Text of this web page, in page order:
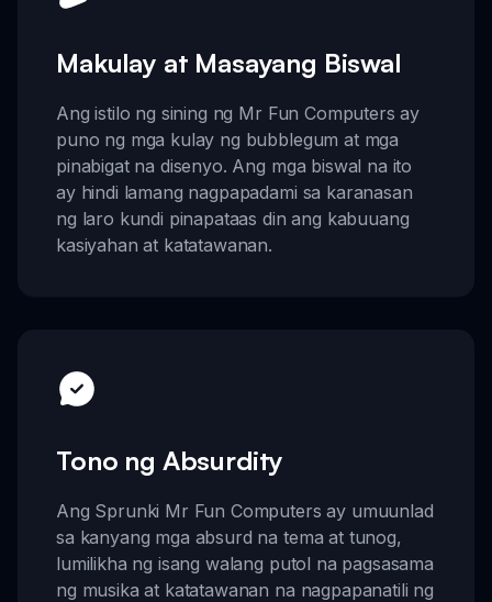
Makulay at Masayang Biswal
Ang istilo ng sining ng Mr Fun Computers ay
puno ng mga kulay ng bubblegum at mga
pinabigat na disenyo. Ang mga biswal na ito
ay hindi lamang nagpapadami sa karanasan
ng laro kundi pinapataas din ang kabuuang
kasiyahan at katatawanan.
Tono ng Absurdity
Ang Sprunki Mr Fun Computers ay umuunlad
sa kanyang mga absurd na tema at tunog,
lumilikha ng isang walang putol na pagsasama
ng musika at katatawanan na nagpapanatili ng